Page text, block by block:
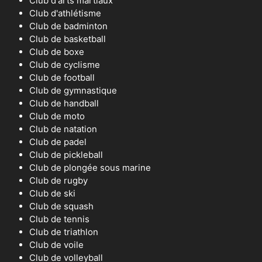
Club d'athlétisme
Club de badminton
Club de basketball
Club de boxe
Club de cyclisme
Club de football
Club de gymnastique
Club de handball
Club de moto
Club de natation
Club de padel
Club de pickleball
Club de plongée sous marine
Club de rugby
Club de ski
Club de squash
Club de tennis
Club de triathlon
Club de voile
Club de volleyball